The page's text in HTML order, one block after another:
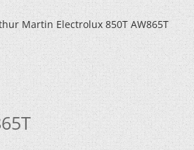
Martin Electrolux 850T AW865T